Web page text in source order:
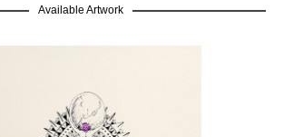
Available Artwork